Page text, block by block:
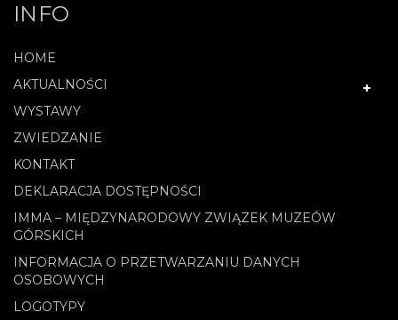
INFO
HOME
AKTUALNOŚCI
WYSTAWY
ZWIEDZANIE
KONTAKT
DEKLARACJA DOSTĘPNOŚCI
IMMA – MIĘDZYNARODOWY ZWIĄZEK MUZEÓW
GÓRSKICH
INFORMACJA O PRZETWARZANIU DANYCH
OSOBOWYCH
LOGOTYPY